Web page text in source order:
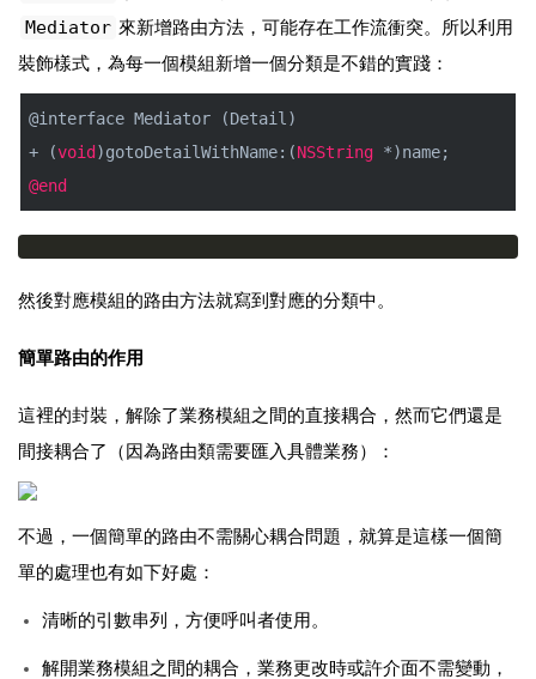
Mediator 來新增路由方法，可能存在工作流衝突。所以利用
裝飾樣式，為每一個模組新增一個分類是不錯的實踐：
@interface Mediator (Detail )
+ (void )gotoDetailWithName:(NSString *)name;
@end
然後對應模組的路由方法就寫到對應的分類中。
簡單路由的作用
這裡的封裝，解除了業務模組之間的直接耦合，然而它們還是
間接耦合了（因為路由類需要匯入具體業務）：
不過，一個簡單的路由不需關心耦合問題，就算是這樣一個簡
單的處理也有如下好處：
清晰的引數串列，方便呼叫者使用。
解開業務模組之間的耦合，業務更改時或許介面不需變動，